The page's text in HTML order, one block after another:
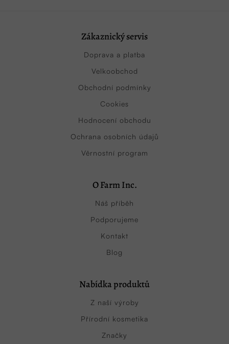
Zákaznický servis
Doprava a platba
Velkoobchod
Obchodní podmínky
Cookies
Hodnocení obchodu
Ochrana osobních údajů
Věrnostní program
O Farm Inc.
Náš příběh
Podporujeme
Kontakt
Blog
Nabídka produktů
Z naší výroby
Přírodní kosmetika
Značky